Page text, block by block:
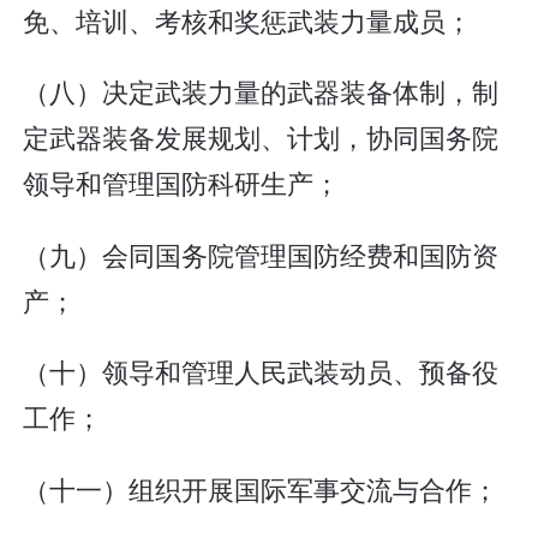
免、培训、考核和奖惩武装力量成员；
（八）决定武装力量的武器装备体制，制
定武器装备发展规划、计划，协同国务院
领导和管理国防科研生产；
（九）会同国务院管理国防经费和国防资
产；
（十）领导和管理人民武装动员、预备役
工作；
（十一）组织开展国际军事交流与合作；